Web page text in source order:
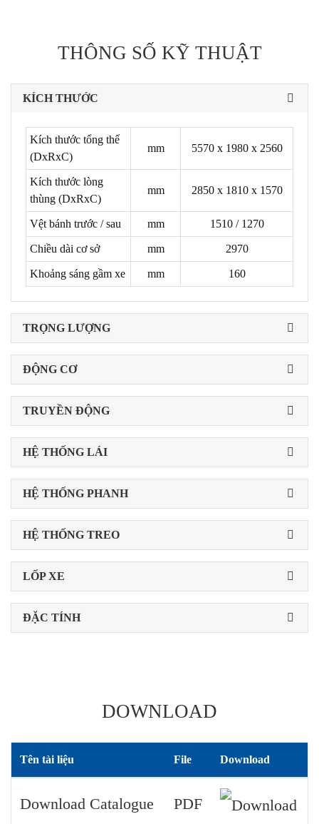
THÔNG SỐ KỸ THUẬT
KÍCH THƯỚC
Kích thước tổng thể
(DxRxC)
mm 5570 x 1980 x 2560
Kích thước lòng
thùng (DxRxC)
mm 2850 x 1810 x 1570
Vệt bánh trước / sau mm 1510 / 1270
Chiều dài cơ sở mm 2970
Khoảng sáng gầm xe mm 160
TRỌNG LƯỢNG
ĐỘNG CƠ
TRUYỀN ĐỘNG
HỆ THỐNG LÁI
HỆ THỐNG PHANH
HỆ THỐNG TREO
LỐP XE
ĐẶC TÍNH
DOWNLOAD
Tên tài liệu File Download
Download Catalogue PDF